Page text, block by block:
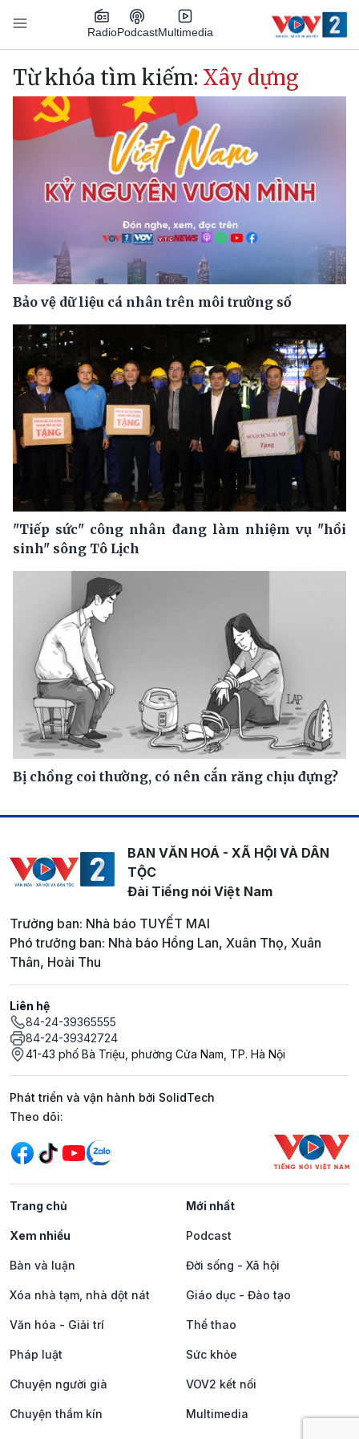
Nhảy đến nội dung
RadioPodcastMultimedia
Main navigation
Từ khóa tìm kiếm: Xây dựng
Bảo vệ dữ liệu cá nhân trên môi trường số
"Tiếp sức" công nhân đang làm nhiệm vụ "hồi
sinh" sông Tô Lịch
Bị chồng coi thường, có nên cắn răng chịu đựng?
BAN VĂN HOÁ - XÃ HỘI VÀ DÂN
TỘC
Đài Tiếng nói Việt Nam
Trưởng ban: Nhà báo TUYẾT MAI
Phó trưởng ban: Nhà báo Hồng Lan, Xuân Thọ, Xuân
Thân, Hoài Thu
Liên hệ
84-24-39365555
84-24-39342724
41-43 phố Bà Triệu, phường Cửa Nam, TP. Hà Nội
Phát triển và vận hành bởi SolidTech
Mạng xã hội
Theo dõi:
Trang chủ Mới nhất
Xem nhiều Podcast
Bàn và luận Đời sống - Xã hội
Xóa nhà tạm, nhà dột nát Giáo dục - Đào tạo
Văn hóa - Giải trí Thể thao
Pháp luật Sức khỏe
Chuyện người già VOV2 kết nối
Chuyện thầm kín Multimedia